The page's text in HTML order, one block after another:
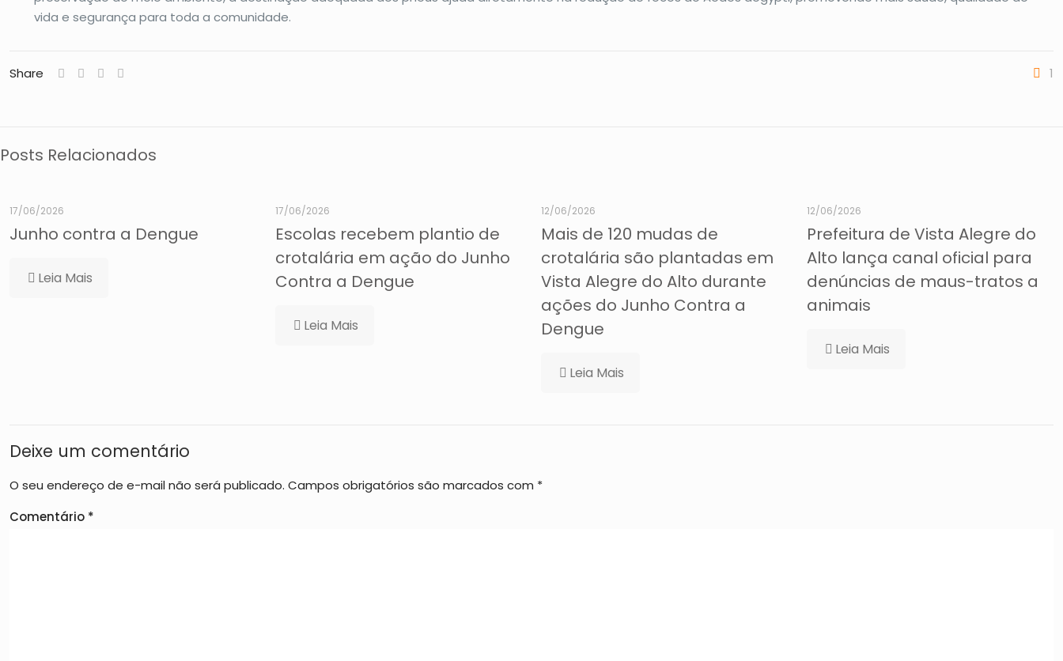
vida e segurança para toda a comunidade.
Share 1
Posts Relacionados
17/06/2026
Junho contra a Dengue
Leia Mais
17/06/2026
Escolas recebem plantio de
crotalária em ação do Junho
Contra a Dengue
Leia Mais
12/06/2026
Mais de 120 mudas de
crotalária são plantadas em
Vista Alegre do Alto durante
ações do Junho Contra a
Dengue
Leia Mais
12/06/2026
Prefeitura de Vista Alegre do
Alto lança canal oficial para
denúncias de maus-tratos a
animais
Leia Mais
Deixe um comentário
O seu endereço de e-mail não será publicado. Campos obrigatórios são marcados com *
Comentário *